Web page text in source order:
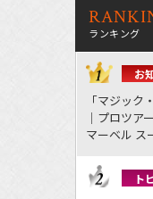
ランキング
お
「マジック
｜プロツア
マーベル ス
ト